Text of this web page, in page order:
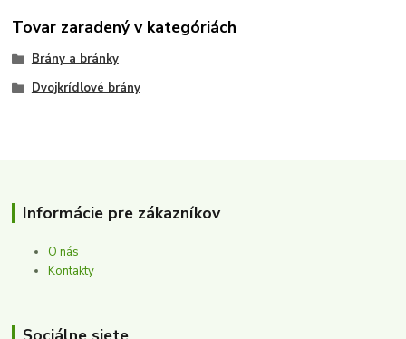
Tovar zaradený v kategóriách
Brány a bránky
Dvojkrídlové brány
Informácie pre zákazníkov
O nás
Kontakty